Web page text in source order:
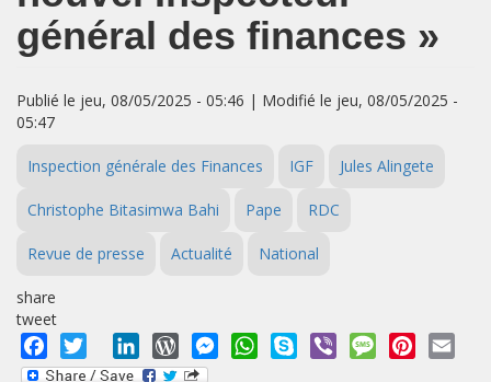
général des finances »
Publié le jeu, 08/05/2025 - 05:46 | Modifié le jeu, 08/05/2025 -
05:47
Inspection générale des Finances IGF Jules Alingete
Christophe Bitasimwa Bahi Pape RDC
Revue de presse Actualité National
share
tweet
Facebook
Twitter LinkedInWordPressMessengerWhatsApp
Skype Viber MessagePinterest